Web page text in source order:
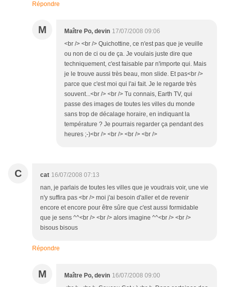
Répondre
M Maître Po, devin 17/07/2008 09:06
<br /> <br /> Quichottine, ce n'est pas que je veuille
ou non de ci ou de ça. Je voulais juste dire que
techniquement, c'est faisable par n'importe qui. Mais
je le trouve aussi très beau, mon slide. Et pas<br />
parce que c'est moi qui l'ai fait. Je le regarde très
souvent...<br /> <br /> Tu connais, Earth TV, qui
passe des images de toutes les villes du monde
sans trop de décalage horaire, en indiquant la
température ? Je pourrais regarder ça pendant des
heures ;-)<br /> <br /> <br /> <br />
C cat 16/07/2008 07:13
nan, je parlais de toutes les villes que je voudrais voir, une vie
n'y suffira pas <br /> moi j'ai besoin d'aller et de revenir
encore et encore pour être sûre que c'est aussi formidable
que je sens ^^<br /> <br /> alors imagine ^^<br /> <br />
bisous bisous
Répondre
M Maître Po, devin 16/07/2008 09:00